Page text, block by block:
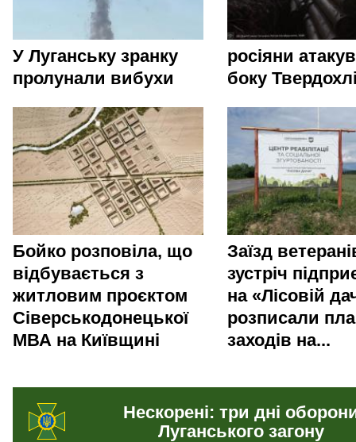
У Луганську зранку
пролунали вибухи
росіяни
боку
Бойко розповіла, що
відбувається з
житловим проєктом
Сіверськодонецької
МВА на Київщині
Заїзд
зустріч
на «Лісовій
розписали
заходів на...
Нескорені: три дні
Луганського загону